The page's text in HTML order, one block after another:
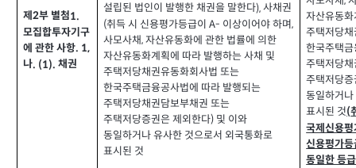
제2부 별첨1.
모집합투자기구
에 관한 사항. 1,
나. (1).채권
설립된 법인이 발행한 채권을 말한다),사채권
(취득 시 신용평가등급이 A- 이상이어야 하며,
사모사채,자산유동화에 관한 법률에 의한
자산유동화계획에 따라 발행하는 사채 및
주택저당채권유동화회사법 또는
한국주택금융공사법에 따라 발행되는
주택저당채권담보부채권 또는
주택저당증권은 제외한다) 및 이와
동일하거나 유사한 것으로서 외국통화로
표시된 것
자산유동
주택저당
한국주택
주택저당
주택저당
동일하거
표시된 것(
국제신용
신용평가
동일한 등